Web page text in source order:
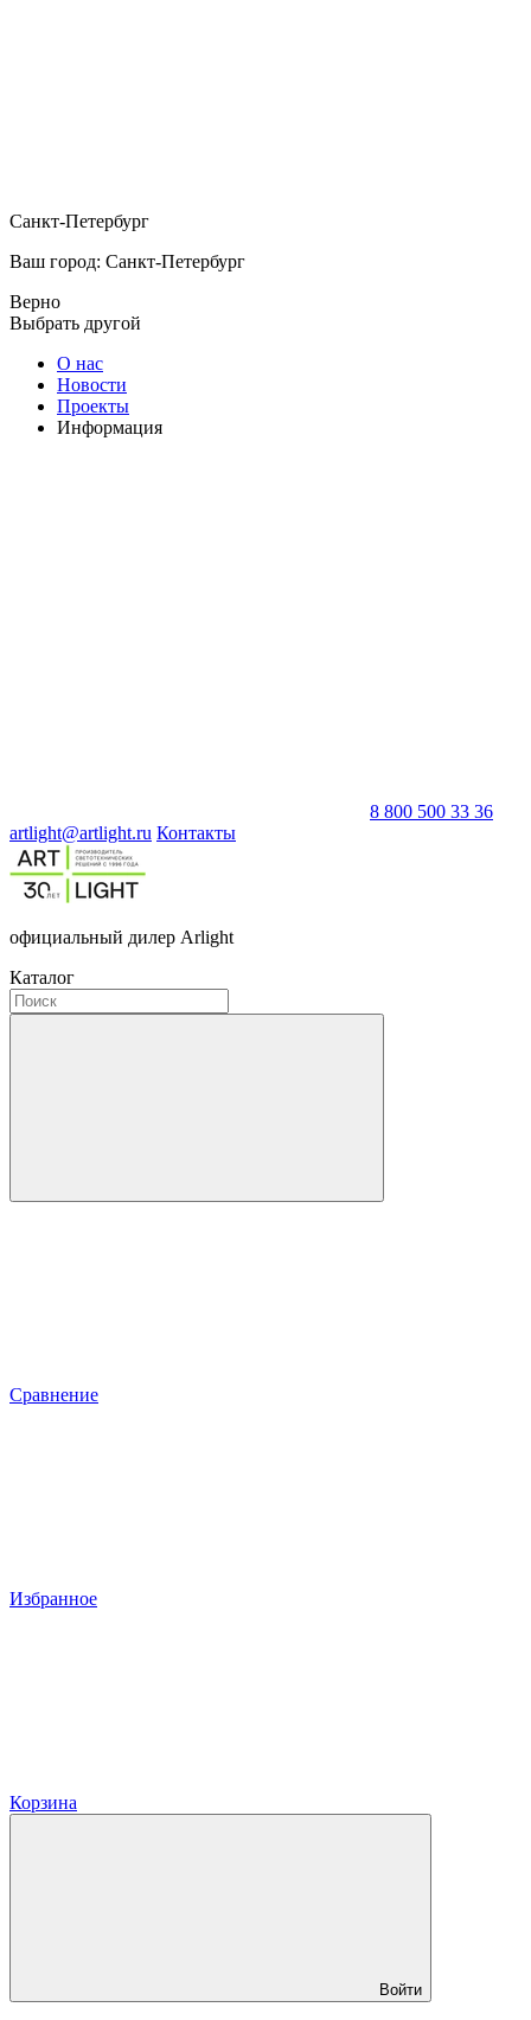
Санкт-Петербург
Ваш город: Санкт-Петербург
Верно
Выбрать другой
О нас
Новости
Проекты
Информация
8 800 500 33 36
artlight@artlight.ru Контакты
официальный дилер Arlight
Каталог
Сравнение
Избранное
Корзина
Войти